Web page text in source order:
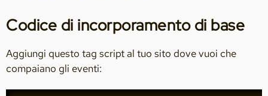
Codice di incorporamento di base
Aggiungi questo tag script al tuo sito dove vuoi che
compaiano gli eventi: